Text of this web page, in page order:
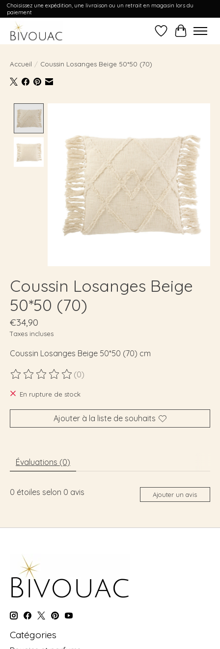
Choisissez une expédition, une livraison ou un retrait en magasin lors du
paiement
Liste dePanier
Accueil / Coussin Losanges Beige 50*50 (70)
Coussin Losanges Beige
50*50 (70)
€34,90
Taxes incluses
Coussin Losanges Beige 50*50 (70) cm
Ce produit est évalué à
(0)
En rupture de stock
Ajouter à la liste de souhaits
Évaluations (0)
0 étoiles selon 0 avis Ajouter un avis
Catégories